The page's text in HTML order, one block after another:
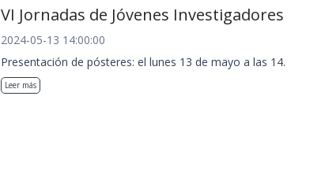
VI Jornadas de Jóvenes Investigadores
2024-05-13 14:00:00
Presentación de pósteres: el lunes 13 de mayo a las 14.
Leer más